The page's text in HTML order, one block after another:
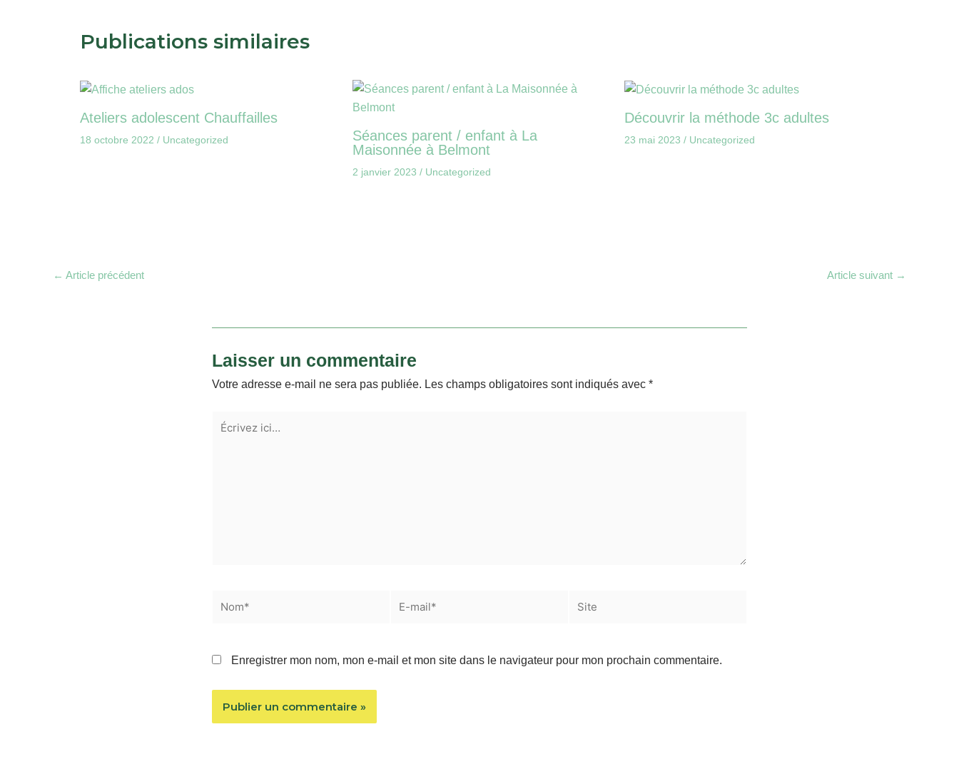
Publications similaires
Ateliers adolescent Chauffailles
18 octobre 2022 / Uncategorized
Séances parent / enfant à La
Maisonnée à Belmont
2 janvier 2023 / Uncategorized
Découvrir la méthode 3c adultes
23 mai 2023/ Uncategorized
← Article précédent Article suivant →
Laisser un commentaire
Votre adresse e-mail ne sera pas publiée. Les champs obligatoires sont indiqués avec *
Écrivez
Enregistrer mon nom, mon e-mail et mon site dans le navigateur pour mon prochain commentaire.